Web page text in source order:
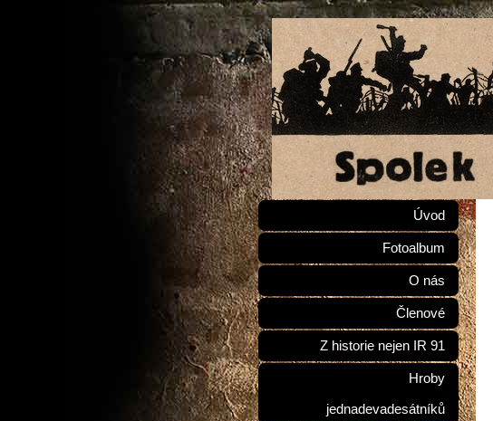
Úvod
Fotoalbum
O nás
Členové
Z historie nejen IR 91
Hroby
jednadevadesátníků